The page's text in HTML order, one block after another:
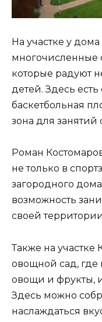
На участке у
многочисленные
которые радуют
детей. Здесь
баскетбольная
зона для
Роман
не только в
загородного
возможность
своей
Также на участке
овощной сад,
овощи и фрукты,
Здесь можно
наслаждаться